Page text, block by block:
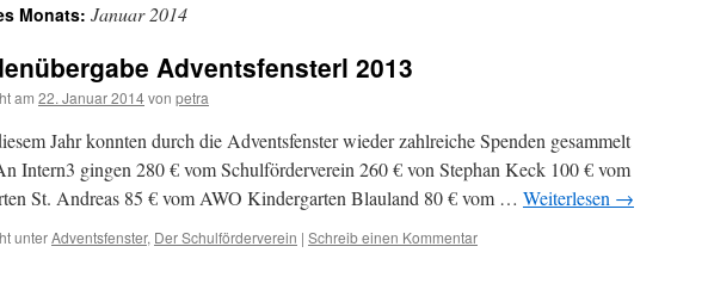
Monats: Januar 2014
Adventsfensterl 2013
am 22. Januar 2014von petra
Jahr konnten durch die Adventsfenster wieder zahlreiche Spenden gesammelt
Intern3 gingen 280 € vom Schulförderverein 260 € von Stephan Keck 100 € vom
St. Andreas 85 € vom AWO Kindergarten Blauland 80 € vom … Weiterlesen →
unterAdventsfenster, Der Schulförderverein | Schreib einen Kommentar